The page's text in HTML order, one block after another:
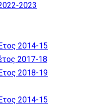
2023
2014-15
2017-18
2018-19
2014-15